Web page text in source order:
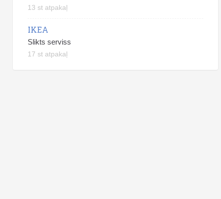
13 st atpakaļ
IKEA
Slikts serviss
17 st atpakaļ